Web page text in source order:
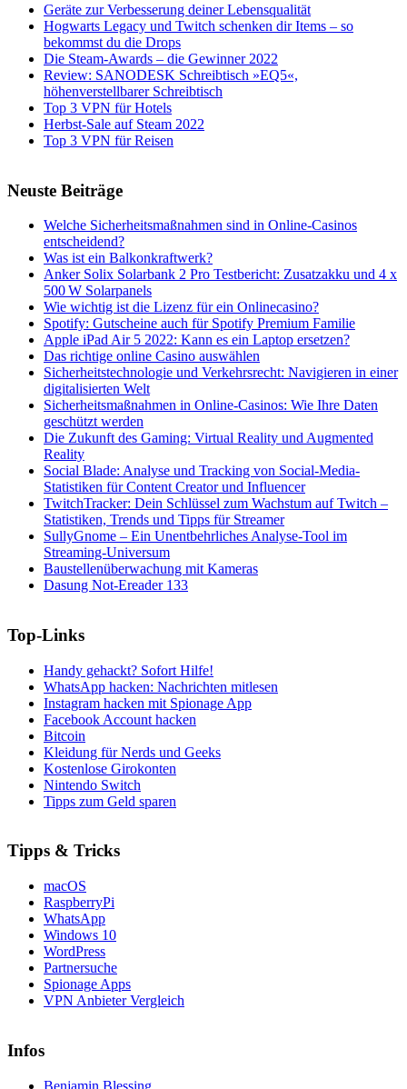
Geräte zur Verbesserung deiner Lebensqualität
Hogwarts Legacy und Twitch schenken dir Items – so
bekommst du die Drops
Die Steam-Awards – die Gewinner 2022
Review: SANODESK Schreibtisch »EQ5«,
höhenverstellbarer Schreibtisch
Top 3 VPN für Hotels
Herbst-Sale auf Steam 2022
Top 3 VPN für Reisen
Neuste Beiträge
Welche Sicherheitsmaßnahmen sind in Online-Casinos
entscheidend?
Was ist ein Balkonkraftwerk?
Anker Solix Solarbank 2 Pro Testbericht: Zusatzakku und 4 x
500 W Solarpanels
Wie wichtig ist die Lizenz für ein Onlinecasino?
Spotify: Gutscheine auch für Spotify Premium Familie
Apple iPad Air 5 2022: Kann es ein Laptop ersetzen?
Das richtige online Casino auswählen
Sicherheitstechnologie und Verkehrsrecht: Navigieren in einer
digitalisierten Welt
Sicherheitsmaßnahmen in Online-Casinos: Wie Ihre Daten
geschützt werden
Die Zukunft des Gaming: Virtual Reality und Augmented
Reality
Social Blade: Analyse und Tracking von Social-Media-
Statistiken für Content Creator und Influencer
TwitchTracker: Dein Schlüssel zum Wachstum auf Twitch –
Statistiken, Trends und Tipps für Streamer
SullyGnome – Ein Unentbehrliches Analyse-Tool im
Streaming-Universum
Baustellenüberwachung mit Kameras
Dasung Not-Ereader 133
Top-Links
Handy gehackt? Sofort Hilfe!
WhatsApp hacken: Nachrichten mitlesen
Instagram hacken mit Spionage App
Facebook Account hacken
Bitcoin
Kleidung für Nerds und Geeks
Kostenlose Girokonten
Nintendo Switch
Tipps zum Geld sparen
Tipps & Tricks
macOS
RaspberryPi
WhatsApp
Windows 10
WordPress
Partnersuche
Spionage Apps
VPN Anbieter Vergleich
Infos
Benjamin Blessing